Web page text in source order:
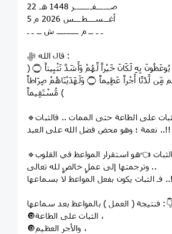
22 صــــــفـــــــر 1448 هـ
5 أغــســـطـــس 2026 م
ـ ـ ــ م ـــــــــ ش ــ ـ ـ
قال الله ﷻ :
﴿ وَلَوْ أَنَّهُمْ فَعَلُوا مَا يُوعَظُونَ بِهِ لَكَانَ خَيْراً لَّهُمْ وَأَشَدَّ تَثْبِيتاً ۝
وَإِذاً لَّآتَيْنَاهُم مِّن لَّدُنَّا أَجْراً عَظِيماً ۝ وَلَهَدَيْنَاهُمْ صِرَاطاً
مُّسْتَقِيماً ﴾
🔹ما أحوجنا إلى الثبات على الطاعة حتى الممات .. فالثبات
نعمة ؛ وهو محض فضل الله على العبد ..!!
🔹ومن أعظم أسباب الثبات 👈هو استقرار المواعظ في القلوب
وترجمتها إلى عملٍ خالصٍ لله تعالى ..
لا بسماعها ..!!
بعد سماعها :👇👇
🔘الثبات على الطاعة ،
🔘والأجر العظيم ،